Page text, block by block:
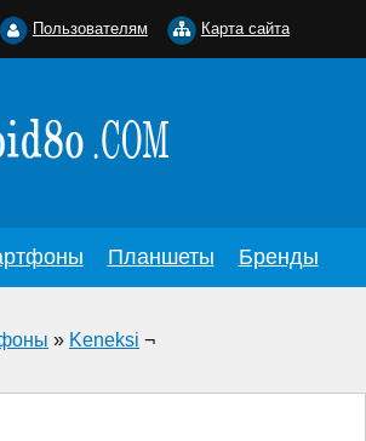
Планшеты Бренды
» Keneksi ¬
Пользователям Карта сайта